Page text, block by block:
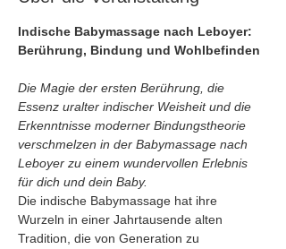
Indische Babymassage nach Leboyer:
Berührung, Bindung und Wohlbefinden
Die Magie der ersten Berührung, die
Essenz uralter indischer Weisheit und die
Erkenntnisse moderner Bindungstheorie
verschmelzen in der Babymassage nach
Leboyer zu einem wundervollen Erlebnis
für dich und dein Baby.
Die indische Babymassage hat ihre
Wurzeln in einer Jahrtausende alten
Tradition, die von Generation zu